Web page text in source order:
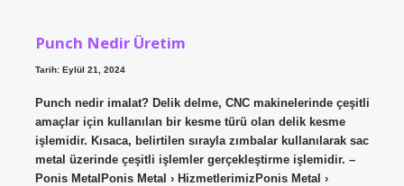
Punch Nedir Üretim
Tarih: Eylül 21, 2024
Punch nedir imalat? Delik delme, CNC makinelerinde çeşitli
amaçlar için kullanılan bir kesme türü olan delik kesme
işlemidir. Kısaca, belirtilen sırayla zımbalar kullanılarak sac
metal üzerinde çeşitli işlemler gerçekleştirme işlemidir. –
Ponis MetalPonis Metal › HizmetlerimizPonis Metal ›